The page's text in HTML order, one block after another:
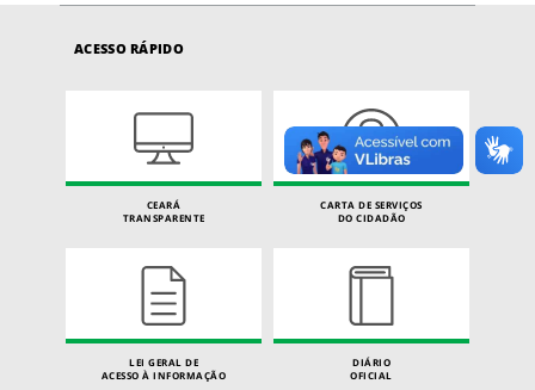
ACESSO RÁPIDO
CEARÁ
TRANSPARENTE
CARTA DE SERVIÇOS
DO CIDADÃO
LEI GERAL DE
ACESSO À INFORMAÇÃO
DIÁRIO
OFICIAL